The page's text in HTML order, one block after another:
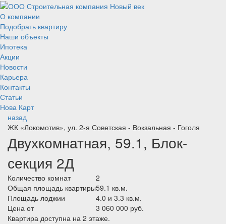
О компании
Подобрать квартиру
Наши объекты
Ипотека
Акции
Новости
Карьера
Контакты
Статьи
Нова Карт
назад
ЖК «Локомотив», ул. 2-я Советская - Вокзальная - Гоголя
Двухкомнатная, 59.1, Блок-
секция 2Д
Количество комнат
2
Общая площадь квартиры59.1 кв.м.
Площадь лоджии
4.0 и 3.3 кв.м.
Цена от
3 060 000 руб.
Квартира доступна на 2 этаже.